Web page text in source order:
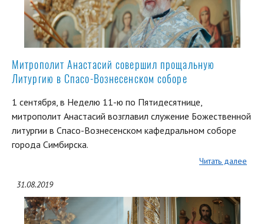
Митрополит Анастасий совершил прощальную
Литургию в Спасо-Вознесенском соборе
1 сентября, в Неделю 11-ю по Пятидесятнице,
митрополит Анастасий возглавил служение Божественной
литургии в Спасо-Вознесенском кафедральном соборе
города Симбирска.
Читать далее
31.08.2019